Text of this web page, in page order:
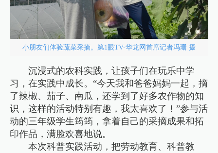
小朋友们体验蔬菜采摘。第1眼TV-华龙网首席记者冯珊 摄
沉浸式的农科实践，让孩子们在玩乐中学
习，在实践中成长。“今天我和爸爸妈妈一起，摘
了辣椒、茄子、南瓜，还学到了好多农作物的知
识，这样的活动特别有趣，我太喜欢了！”参与活
动的三年级学生筠筠，拿着自己的采摘成果和拓
印作品，满脸欢喜地说。
本次科普实践活动，把劳动教育、科普教